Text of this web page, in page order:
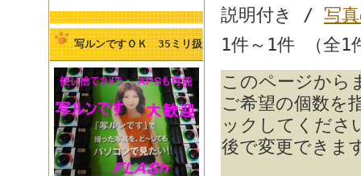
写ルンですＯＫ 35ミリ扱
説明付き / 写
1件～1件 （全1
このページから
ご希望の個数を
ックしてくださ
後で変更できま